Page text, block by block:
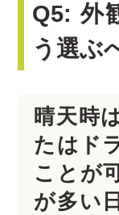
Q5: 外
う選ぶ
晴天時
たはド
ことが
が多い